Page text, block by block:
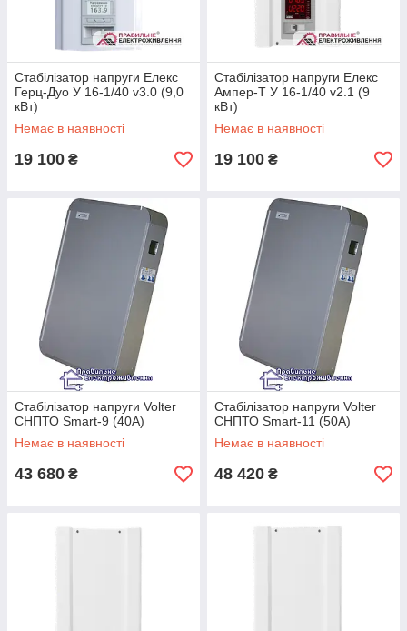
Стабілізатор напруги Елекс
Герц-Дуо У 16-1/40 v3.0 (9,0
кВт)
Немає в наявності
19 100 ₴
Стабілізатор напруги Елекс
Ампер-Т У 16-1/40 v2.1 (9
кВт)
Немає в наявності
19 100 ₴
Стабілізатор напруги Volter
СНПТО Smart-9 (40А)
Немає в наявності
43 680 ₴
Стабілізатор напруги Volter
СНПТО Smart-11 (50А)
Немає в наявності
48 420 ₴